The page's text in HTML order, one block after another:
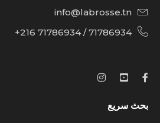
info@labrosse.tn
71786934 / 71786934 216+
بحث سريع